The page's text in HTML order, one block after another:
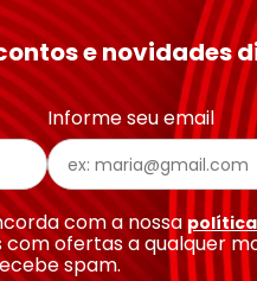
e novidades
Informe seu email
com a nossa
ofertas a qualquer
spam.